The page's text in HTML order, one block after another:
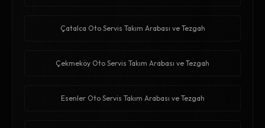
Çatalca Oto Servis Takım Arabası ve Tezgah
Çekmeköy Oto Servis Takım Arabası ve Tezgah
Esenler Oto Servis Takım Arabası ve Tezgah